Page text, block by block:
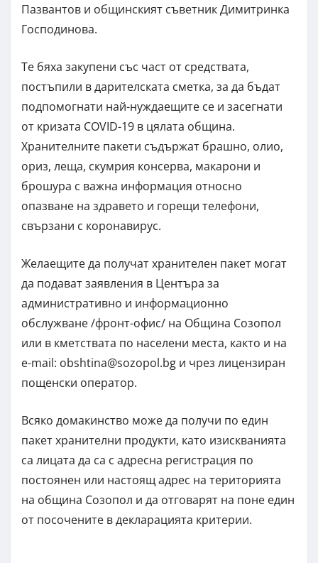
Пазвантов и общинският съветник Димитринка
Господинова.
Те бяха закупени със част от средствата,
постъпили в дарителската сметка, за да бъдат
подпомогнати най-нуждаещите се и засегнати
от кризата COVID-19 в цялата община.
Хранителните пакети съдържат брашно, олио,
ориз, леща, скумрия консерва, макарони и
брошура с важна информация относно
опазване на здравето и горещи телефони,
свързани с коронавирус.
Желаещите да получат хранителен пакет могат
да подават заявления в Центъра за
административно и информационно
обслужване /фронт-офис/ на Община Созопол
или в кметствата по населени места, както и на
е-mail: obshtina@sozopol.bg и чрез лицензиран
пощенски оператор.
Всяко домакинство може да получи по един
пакет хранителни продукти, като изискванията
са лицата да са с адресна регистрация по
постоянен или настоящ адрес на територията
на община Созопол и да отговарят на поне един
от посочените в декларацията критерии.